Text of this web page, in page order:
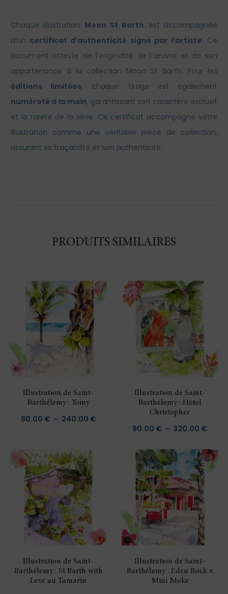
Chaque illustration Moon St Barth est accompagnée
d’un certificat d’authenticité signé par l’artiste. Ce
document atteste de l’originalité de l’œuvre et de son
appartenance à la collection Moon St Barth. Pour les
éditions limitées, chaque tirage est également
numéroté à la main, garantissant son caractère exclusif
et la rareté de la série. Ce certificat accompagne votre
illustration comme une véritable pièce de collection,
assurant sa traçabilité et son authenticité.
PRODUITS SIMILAIRES
Illustration de Saint-
Barthélemy : Toiny
80.00 € – 240.00 €Plage
Illustration de Saint-
Barthélemy : Hôtel
Christopher
90.00 € – 320.00 €
prix :
Illustration de Saint-
Barthélemy : St Barth with
Love au Tamarin
Illustration de Saint-
Barthélemy : Eden Rock x
Mini Moke